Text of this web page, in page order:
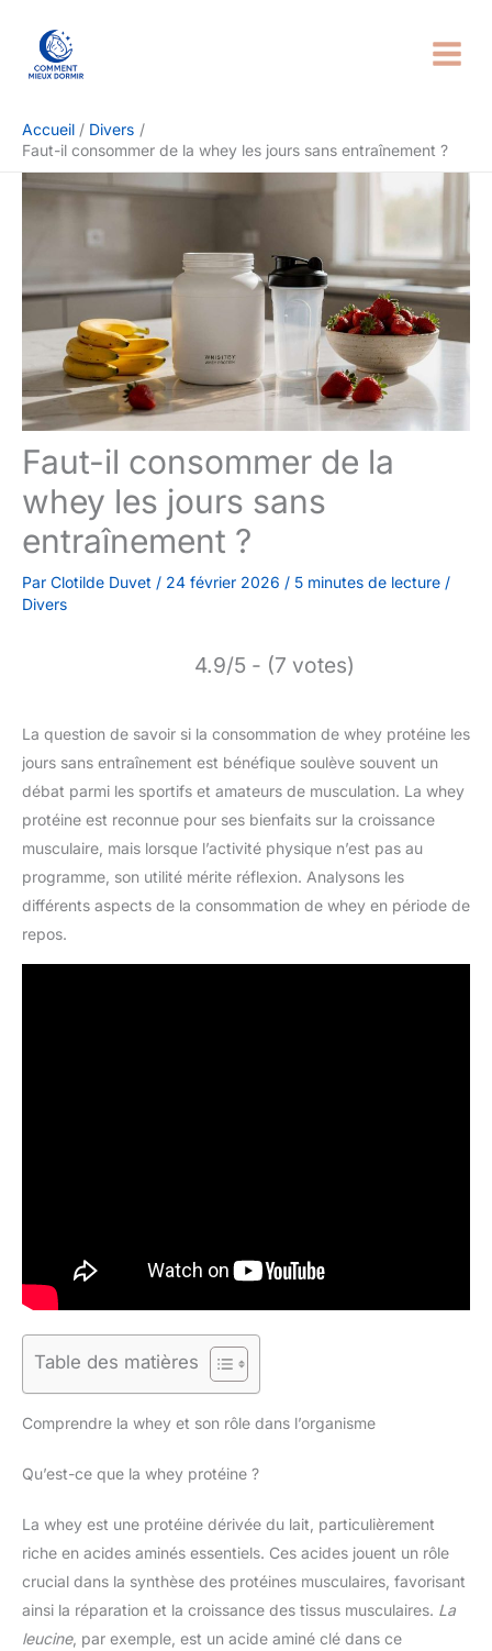
contenu
Accueil
Divers
Faut-il consommer de la whey les jours sans entraînement ?
Faut-il consommer de la
whey les jours sans
entraînement ?
Par Clotilde Duvet / 24 février 2026 / 5 minutes de lecture /
Divers
4.9/5 - (7 votes)
La question de savoir si la consommation de whey protéine les
jours sans entraînement est bénéfique soulève souvent un
débat parmi les sportifs et amateurs de musculation. La whey
protéine est reconnue pour ses bienfaits sur la croissance
musculaire, mais lorsque l’activité physique n’est pas au
programme, son utilité mérite réflexion. Analysons les
différents aspects de la consommation de whey en période de
repos.
Table des matières
Comprendre la whey et son rôle dans l’organisme
Qu’est-ce que la whey protéine ?
La whey est une protéine dérivée du lait, particulièrement
riche en acides aminés essentiels. Ces acides jouent un rôle
crucial dans la synthèse des protéines musculaires, favorisant
ainsi la réparation et la croissance des tissus musculaires. La
leucine, par exemple, est un acide aminé clé dans ce